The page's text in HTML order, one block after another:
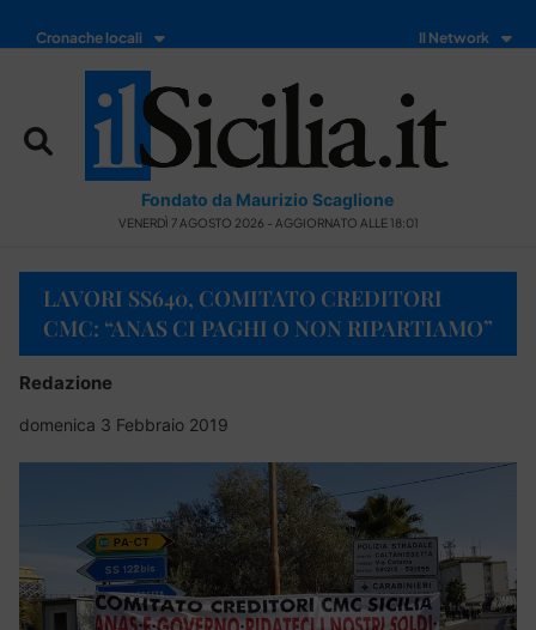
Cronache locali Il Network
Fondato da Maurizio Scaglione
VENERDÌ 7 AGOSTO 2026 - AGGIORNATO ALLE 18:01
LAVORI SS640, COMITATO CREDITORI
CMC: “ANAS CI PAGHI O NON RIPARTIAMO”
Redazione
domenica 3 Febbraio 2019